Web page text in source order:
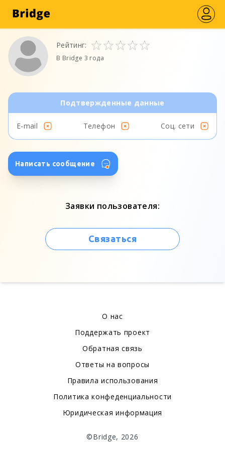
Рейтинг:
В Bridge 3 года
Подтвержденные данные
E-mail Телефон Соц. сети
Написать сообщение
Заявки пользователя:
Связаться
О нас
Поддержать проект
Обратная связь
Ответы на вопросы
Правила использования
Политика конфеденциальности
Юридическая информация
©Bridge, 2026